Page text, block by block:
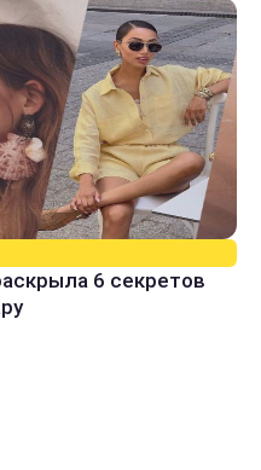
6 секретов